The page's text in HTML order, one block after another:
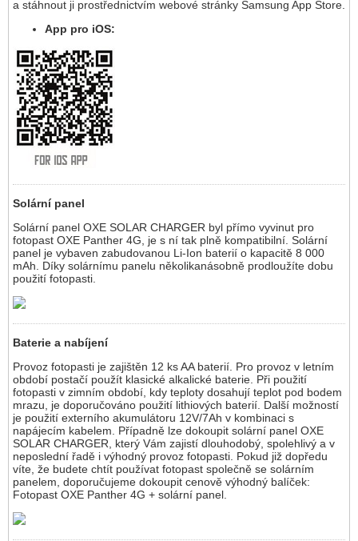
a stáhnout ji prostřednictvím webové stránky Samsung App Store.
App pro iOS:
Solární panel
Solární panel OXE SOLAR CHARGER byl přímo vyvinut pro
fotopast OXE Panther 4G, je s ní tak plně kompatibilní. Solární
panel je vybaven zabudovanou Li-Ion baterií o kapacitě 8 000
mAh. Díky solárnímu panelu několikanásobně prodloužíte dobu
použití fotopasti.
Baterie a nabíjení
Provoz fotopasti je zajištěn 12 ks AA baterií. Pro provoz v letním
období postačí použít klasické alkalické baterie. Při použití
fotopasti v zimním období, kdy teploty dosahují teplot pod bodem
mrazu, je doporučováno použití lithiových baterií. Další možností
je použití externího akumulátoru 12V/7Ah v kombinaci s
napájecím kabelem. Případně lze dokoupit solární panel OXE
SOLAR CHARGER, který Vám zajistí dlouhodobý, spolehlivý a v
neposlední řadě i výhodný provoz fotopasti. Pokud již dopředu
víte, že budete chtít používat fotopast společně se solárním
panelem, doporučujeme dokoupit cenově výhodný balíček:
Fotopast OXE Panther 4G + solární panel.